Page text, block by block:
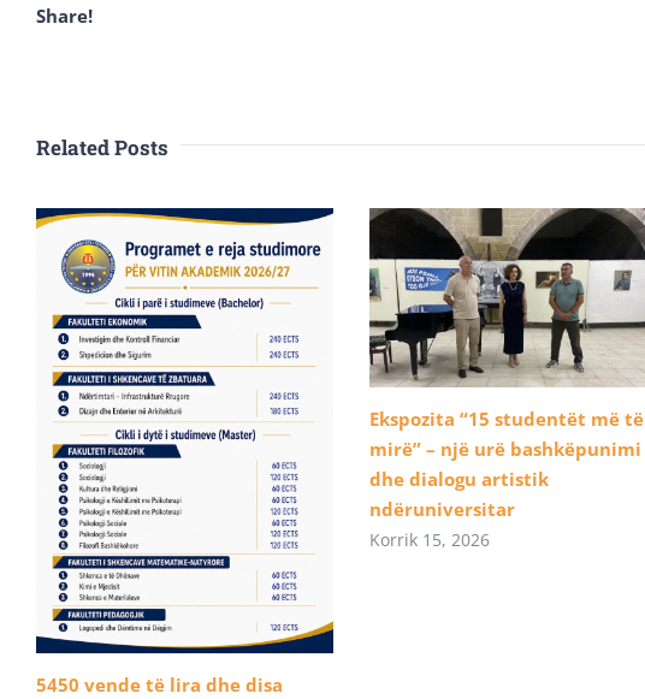
Share!
Related Posts
5450 vende të lira dhe disa
Ekspozita “15 studentët më të
mirë” – një urë bashkëpunimi
dhe dialogu artistik
ndëruniversitar
Korrik 15, 2026